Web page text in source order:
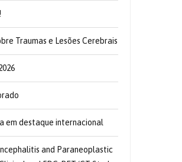
Traumas e Lesões Cerebrais
em destaque internacional
and Paraneoplastic